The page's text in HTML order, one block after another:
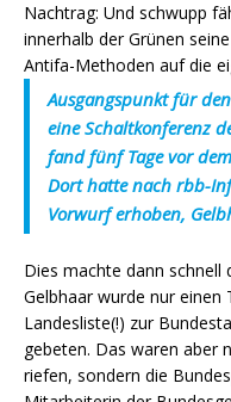
Nachtrag: Und schwupp
innerhalb der Grünen
Antifa-Methoden auf die
Ausgangspunkt für
eine Schaltkonferenz
fand fünf Tage vor
Dort hatte nach rbb-
Vorwurf erhoben,
Dies machte dann schnell
Gelbhaar wurde nur einen
Landesliste(!) zur
gebeten. Das waren aber
riefen, sondern die